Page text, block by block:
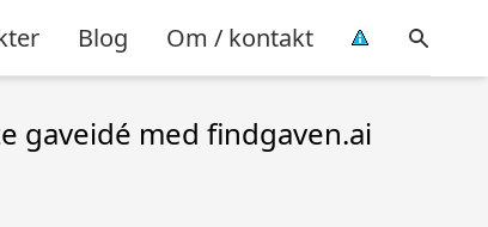
Blog Om / kontakt
gaveidé med findgaven.ai